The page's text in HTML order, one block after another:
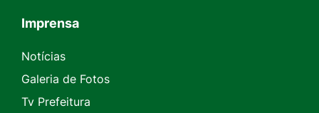
Seção do Rodapé e Contato
Imprensa
Notícias
Galeria de Fotos
Tv Prefeitura